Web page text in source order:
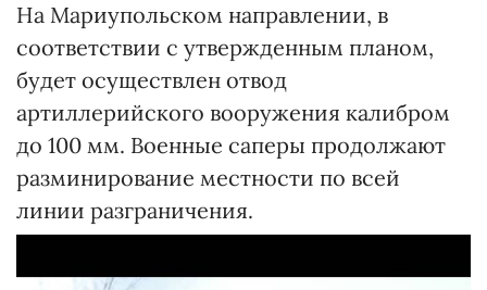
На Мариупольском направлении, в
соответствии с утвержденным планом,
будет осуществлен отвод
артиллерийского вооружения калибром
до 100 мм. Военные саперы продолжают
разминирование местности по всей
линии разграничения.